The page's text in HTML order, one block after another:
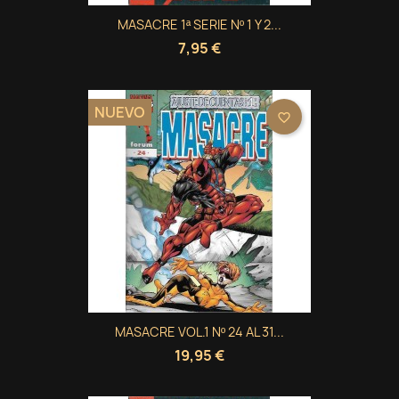
Cancelar Crear lista de deseos
((modalDeleteText))
MASACRE 1ª SERIE Nº 1 Y 2...
7,95 €
MASACRE VOL.1 Nº 24 AL 31...
19,95 €
NUEVO favorite_border